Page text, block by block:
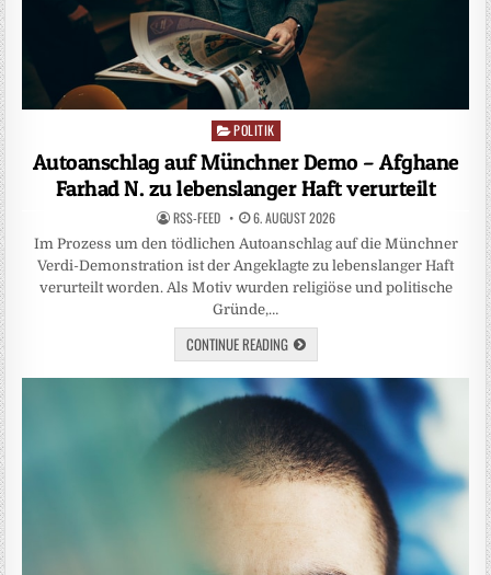
Posted
in
POLITIK
Autoanschlag auf Münchner Demo – Afghane
Farhad N. zu lebenslanger Haft verurteilt
RSS-FEED 6. AUGUST 2026
Im Prozess um den tödlichen Autoanschlag auf die Münchner
Verdi-Demonstration ist der Angeklagte zu lebenslanger Haft
verurteilt worden. Als Motiv wurden religiöse und politische
Gründe,…
CONTINUE READING